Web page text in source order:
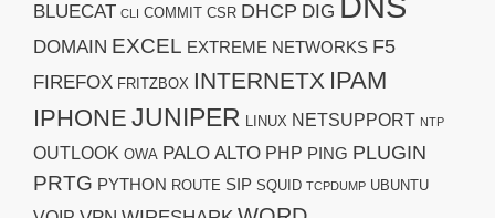
BLUECAT CLI COMMIT CSR DHCP DIG
DOMAIN EXCEL EXTREME NETWORKS F5
FIREFOX FRITZBOX INTERNETX IPAM
IPHONE JUNIPER LINUX NETSUPPORT NTP
OUTLOOK OWA PALO ALTO PHP PING PLUGIN
PRTG PYTHON ROUTE SIP SQUID TCPDUMP UBUNTU